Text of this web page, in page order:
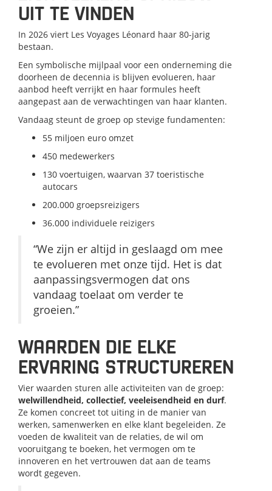
UIT TE VINDEN
In 2026 viert Les Voyages Léonard haar 80-jarig
bestaan.
Een symbolische mijlpaal voor een onderneming die
doorheen de decennia is blijven evolueren, haar
aanbod heeft verrijkt en haar formules heeft
aangepast aan de verwachtingen van haar klanten.
Vandaag steunt de groep op stevige fundamenten:
55 miljoen euro omzet
450 medewerkers
130 voertuigen, waarvan 37 toeristische
autocars
200.000 groepsreizigers
36.000 individuele reizigers
“We zijn er altijd in geslaagd om mee
te evolueren met onze tijd. Het is dat
aanpassingsvermogen dat ons
vandaag toelaat om verder te
groeien.”
WAARDEN DIE ELKE
ERVARING STRUCTUREREN
Vier waarden sturen alle activiteiten van de groep:
welwillendheid, collectief, veeleisendheid en durf.
Ze komen concreet tot uiting in de manier van
werken, samenwerken en elke klant begeleiden. Ze
voeden de kwaliteit van de relaties, de wil om
vooruitgang te boeken, het vermogen om te
innoveren en het vertrouwen dat aan de teams
wordt gegeven.